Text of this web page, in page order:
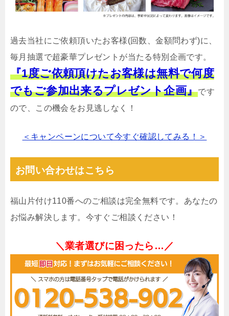
過去当社にご依頼頂いたお客様(回数、金額問わず)に、
毎月抽選で超豪華プレゼントが当たる特別企画です。
『1度ご依頼頂けたお客様は無料で何度
でもご参加出来るプレゼント企画』です
ので、この機会をお見逃しなく！
＜キャンペーンについて今すぐ確認してみる！＞
お問い合わせはこちら
福山片付け110番へのご相談は完全無料です。あなたの
お悩み解決します。今すぐご相談ください！
＼業者選びに困ったら…／